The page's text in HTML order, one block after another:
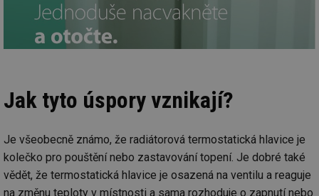
Jak tyto úspory vznikají?
Je všeobecně známo, že radiátorová termostatická hlavice je
kolečko pro pouštění nebo zastavování topení. Je dobré také
vědět, že termostatická hlavice je osazená na ventilu a reaguje
na změnu teploty v místnosti a sama rozhoduje o zapnutí nebo